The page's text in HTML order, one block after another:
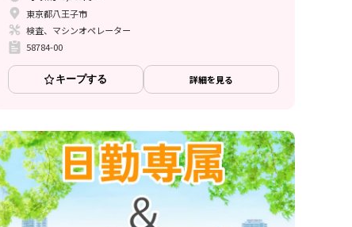
東京都八王子市
検査、マシンオペレーター
58784-00
キープする 詳細を見る